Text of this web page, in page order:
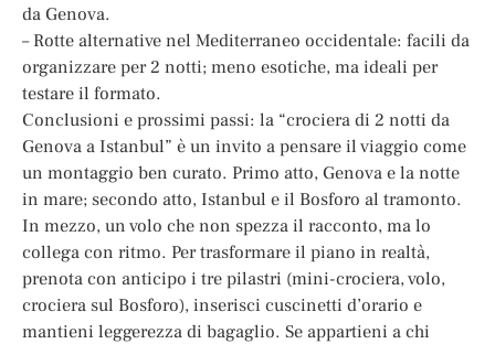
da Genova.
– Rotte alternative nel Mediterraneo occidentale: facili da
organizzare per 2 notti; meno esotiche, ma ideali per
testare il formato.
Conclusioni e prossimi passi: la “crociera di 2 notti da
Genova a Istanbul” è un invito a pensare il viaggio come
un montaggio ben curato. Primo atto, Genova e la notte
in mare; secondo atto, Istanbul e il Bosforo al tramonto.
In mezzo, un volo che non spezza il racconto, ma lo
collega con ritmo. Per trasformare il piano in realtà,
prenota con anticipo i tre pilastri (mini-crociera, volo,
crociera sul Bosforo), inserisci cuscinetti d’orario e
mantieni leggerezza di bagaglio. Se appartieni a chi